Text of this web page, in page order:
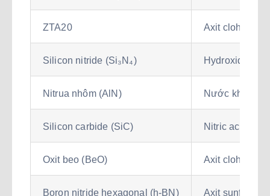
ZTA20 Axit clohydric
Silicon nitride (Si₃N₄) Hydroxide
Nitrua nhôm (AlN) Nước khử ion
Silicon carbide (SiC) Nitric acid₃
Oxit beo (BeO) Axit clohydric
Boron nitride hexagonal (h-BN) Axit sunfuric